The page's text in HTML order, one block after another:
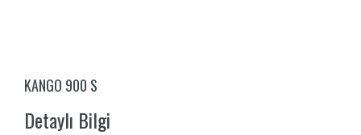
KANGO 900 S
Detaylı Bilgi